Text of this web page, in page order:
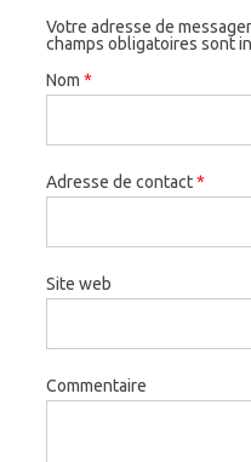
Votre adresse de
champs obligatoires sont
Nom *
Adresse de contact*
Site web
Commentaire